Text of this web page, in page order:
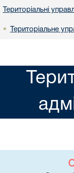
Територіальні
• Територіальне